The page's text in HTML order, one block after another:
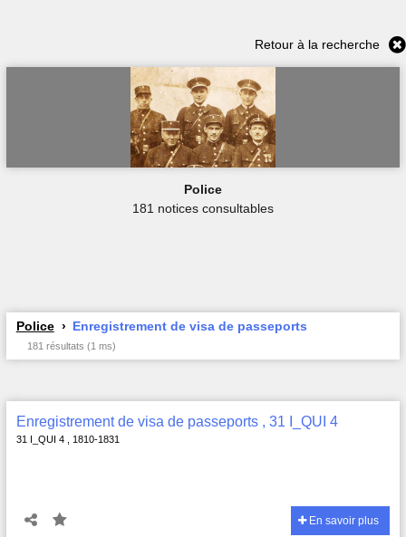
Retour à la recherche
Police
181 notices consultables
Police Enregistrement de visa de passeports
181 résultats (1 ms)
Enregistrement de visa de passeports , 31 I_QUI 4
31 I_QUI 4 , 1810-1831
En savoir plus